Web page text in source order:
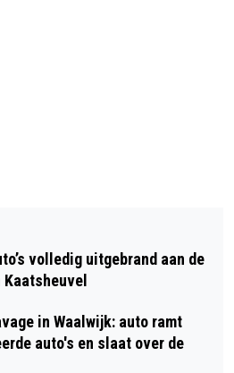
GERAAKT BIJ
IN
LOPEN OP
WAARDEN DEZE
volledig uitgebrand aan de
in Waalwijk: auto ramt
auto's en slaat over de